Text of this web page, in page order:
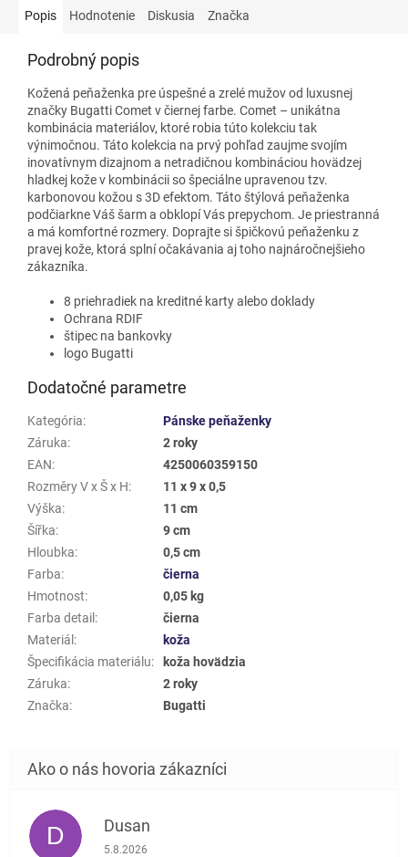
Popis Hodnotenie Diskusia Značka
Podrobný popis
Kožená peňaženka pre úspešné a zrelé mužov od luxusnej
značky Bugatti Comet v čiernej farbe. Comet – unikátna
kombinácia materiálov, ktoré robia túto kolekciu tak
výnimočnou. Táto kolekcia na prvý pohľad zaujme svojím
inovatívnym dizajnom a netradičnou kombináciou hovädzej
hladkej kože v kombinácii so špeciálne upravenou tzv.
karbonovou kožou s 3D efektom. Táto štýlová peňaženka
podčiarkne Váš šarm a obklopí Vás prepychom. Je priestranná
a má komfortné rozmery. Doprajte si špičkovú peňaženku z
pravej kože, ktorá splní očakávania aj toho najnáročnejšieho
zákazníka.
8 priehradiek na kreditné karty alebo doklady
Ochrana RDIF
štipec na bankovky
logo Bugatti
Dodatočné parametre
Kategória:
Pánske peňaženky
Záruka:
2 roky
EAN:
4250060359150
Rozměry V x Š x H:
11 x 9 x 0,5
Výška:
11 cm
Šířka:
9 cm
Hloubka:
0,5 cm
Farba:
čierna
Hmotnost:
0,05 kg
Farba detail :
čierna
Materiál :
koža
Špecifikácia materiálu:
koža hovädzia
Záruka:
2 roky
Značka: Bugatti
D Dusan
Hodnotenie obchodu je 5 z 5 hviezdičiek.
5.8.2026